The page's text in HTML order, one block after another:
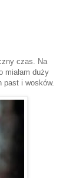
czas. Na
miałam duży
past i wosków.